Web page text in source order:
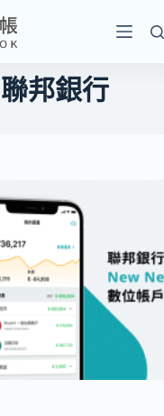
聯邦銀行